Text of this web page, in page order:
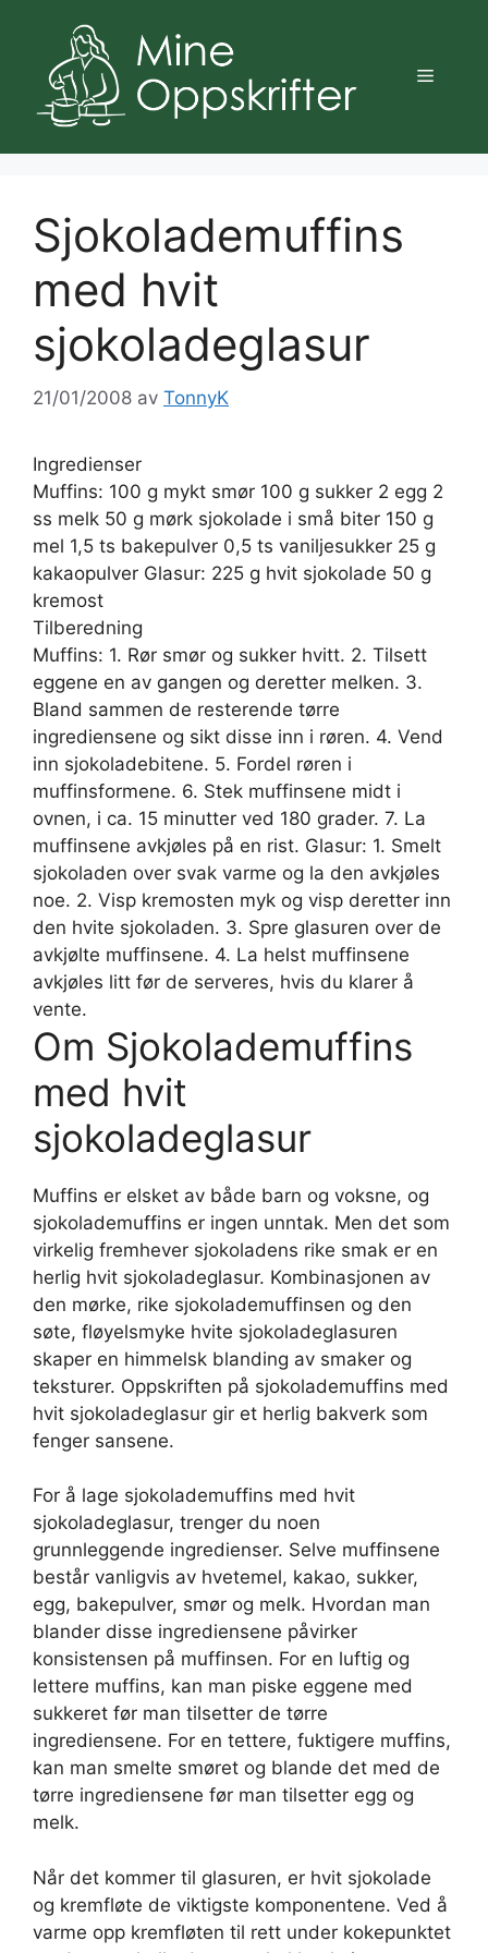
innhold
Meny
Sjokolademuffins
med hvit
sjokoladeglasur
21/01/2008 av TonnyK
Ingredienser
Muffins: 100 g mykt smør 100 g sukker 2 egg 2
ss melk 50 g mørk sjokolade i små biter 150 g
mel 1,5 ts bakepulver 0,5 ts vaniljesukker 25 g
kakaopulver Glasur: 225 g hvit sjokolade 50 g
kremost
Tilberedning
Muffins: 1. Rør smør og sukker hvitt. 2. Tilsett
eggene en av gangen og deretter melken. 3.
Bland sammen de resterende tørre
ingrediensene og sikt disse inn i røren. 4. Vend
inn sjokoladebitene. 5. Fordel røren i
muffinsformene. 6. Stek muffinsene midt i
ovnen, i ca. 15 minutter ved 180 grader. 7. La
muffinsene avkjøles på en rist. Glasur: 1. Smelt
sjokoladen over svak varme og la den avkjøles
noe. 2. Visp kremosten myk og visp deretter inn
den hvite sjokoladen. 3. Spre glasuren over de
avkjølte muffinsene. 4. La helst muffinsene
avkjøles litt før de serveres, hvis du klarer å
vente.
Om Sjokolademuffins
med hvit
sjokoladeglasur
Muffins er elsket av både barn og voksne, og
sjokolademuffins er ingen unntak. Men det som
virkelig fremhever sjokoladens rike smak er en
herlig hvit sjokoladeglasur. Kombinasjonen av
den mørke, rike sjokolademuffinsen og den
søte, fløyelsmyke hvite sjokoladeglasuren
skaper en himmelsk blanding av smaker og
teksturer. Oppskriften på sjokolademuffins med
hvit sjokoladeglasur gir et herlig bakverk som
fenger sansene.
For å lage sjokolademuffins med hvit
sjokoladeglasur, trenger du noen
grunnleggende ingredienser. Selve muffinsene
består vanligvis av hvetemel, kakao, sukker,
egg, bakepulver, smør og melk. Hvordan man
blander disse ingrediensene påvirker
konsistensen på muffinsen. For en luftig og
lettere muffins, kan man piske eggene med
sukkeret før man tilsetter de tørre
ingrediensene. For en tettere, fuktigere muffins,
kan man smelte smøret og blande det med de
tørre ingrediensene før man tilsetter egg og
melk.
Når det kommer til glasuren, er hvit sjokolade
og kremfløte de viktigste komponentene. Ved å
varme opp kremfløten til rett under kokepunktet